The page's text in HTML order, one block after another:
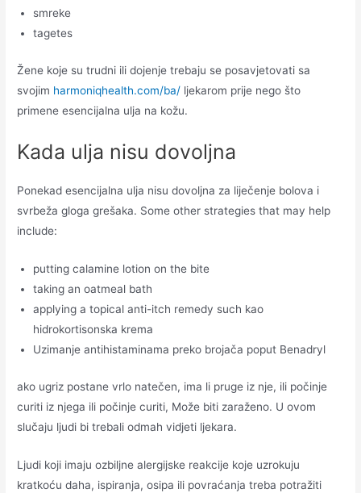
smreke
tagetes
Žene koje su trudni ili dojenje trebaju se posavjetovati sa
svojim harmoniqhealth.com/ba/ ljekarom prije nego što
primene esencijalna ulja na kožu.
Kada ulja nisu dovoljna
Ponekad esencijalna ulja nisu dovoljna za liječenje bolova i
svrbeža gloga grešaka. Some other strategies that may help
include:
putting calamine lotion on the bite
taking an oatmeal bath
applying a topical anti-itch remedy such kao
hidrokortisonska krema
Uzimanje antihistaminama preko brojača poput Benadryl
ako ugriz postane vrlo natečen, ima li pruge iz nje, ili počinje
curiti iz njega ili počinje curiti, Može biti zaraženo. U ovom
slučaju ljudi bi trebali odmah vidjeti ljekara.
Ljudi koji imaju ozbiljne alergijske reakcije koje uzrokuju
kratkoću daha, ispiranja, osipa ili povraćanja treba potražiti